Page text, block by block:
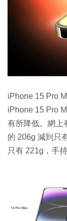
iPhone 15 Pro
iPhone 15 Pro
有所降低。網上
的 206g 減到只
只有 221g，手